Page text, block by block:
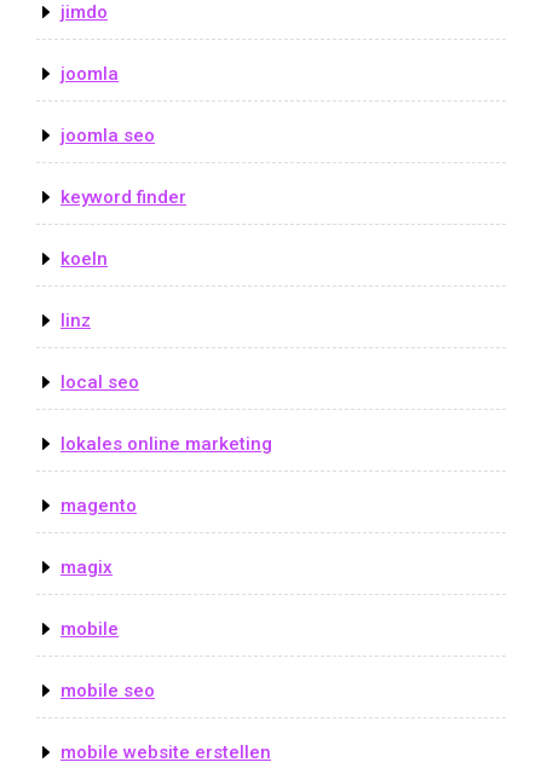
jimdo
joomla
joomla seo
keyword finder
koeln
linz
local seo
lokales online marketing
magento
magix
mobile
mobile seo
mobile website erstellen